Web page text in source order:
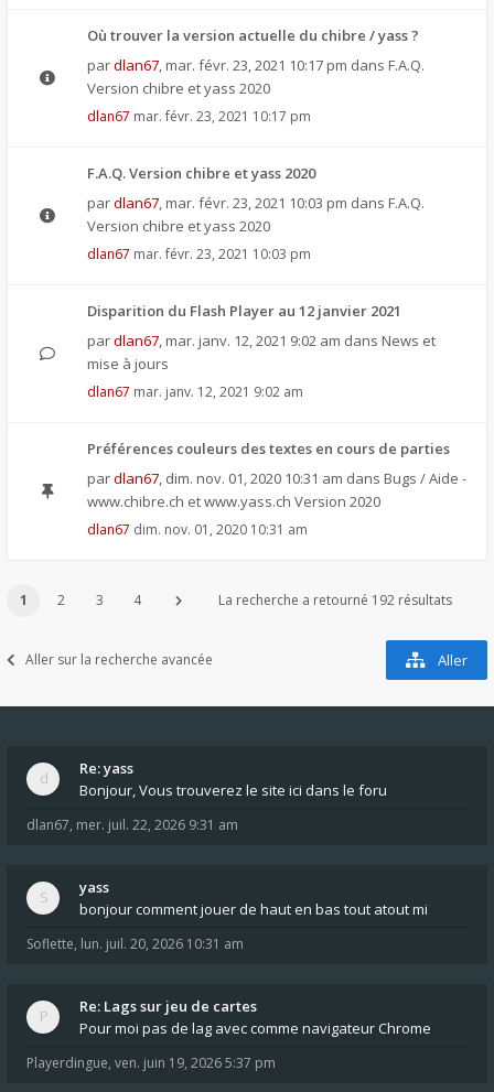
Où trouver la version actuelle du chibre / yass ?
pardlan67, mar. févr. 23, 2021 10:17 pm dans F.A.Q.
Version chibre et yass 2020
dlan67 mar. févr. 23, 2021 10:17 pm
F.A.Q. Version chibre et yass 2020
pardlan67, mar. févr. 23, 2021 10:03 pm dans F.A.Q.
Version chibre et yass 2020
dlan67 mar. févr. 23, 2021 10:03 pm
Disparition du Flash Player au 12 janvier 2021
pardlan67, mar. janv. 12, 2021 9:02 am dans News et
mise à jours
dlan67 mar. janv. 12, 2021 9:02 am
Préférences couleurs des textes en cours de parties
pardlan67, dim. nov. 01, 2020 10:31 am dans Bugs / Aide -
www.chibre.ch et www.yass.ch Version 2020
dlan67 dim. nov. 01, 2020 10:31 am
1 2 3 4 La recherche a retourné 192 résultats
Aller sur la recherche avancée Aller
Re: yass
Bonjour, Vous trouverez le site ici dans le foru
dlan67, mer. juil. 22, 2026 9:31 am
yass
bonjour comment jouer de haut en bas tout atout mi
Soflette, lun. juil. 20, 2026 10:31 am
Re: Lags sur jeu de cartes
Pour moi pas de lag avec comme navigateur Chrome
Playerdingue, ven. juin 19, 2026 5:37 pm